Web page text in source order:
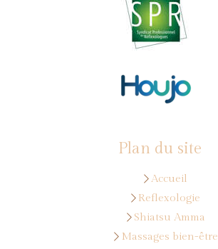
Plan du site
Accueil
Reflexologie
Shiatsu Amma
Massages bien-être